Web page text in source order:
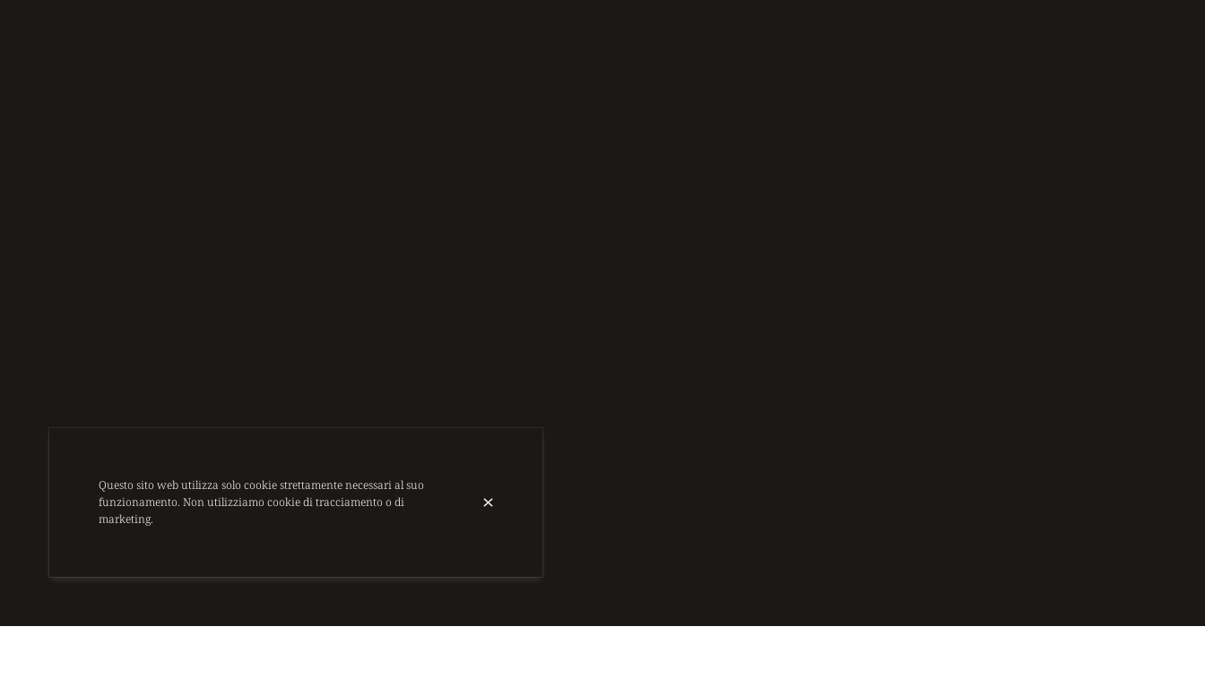
Questo sito web utilizza solo cookie strettamente necessari al suo
funzionamento. Non utilizziamo cookie di tracciamento o di
marketing.